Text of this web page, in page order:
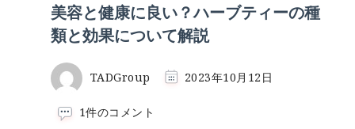
美容と健康に良い？ハーブティーの種
類と効果について解説
TADGroup 2023年10月12日
美
1件のコメント